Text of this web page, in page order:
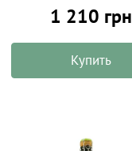
1 210 грн
Купить